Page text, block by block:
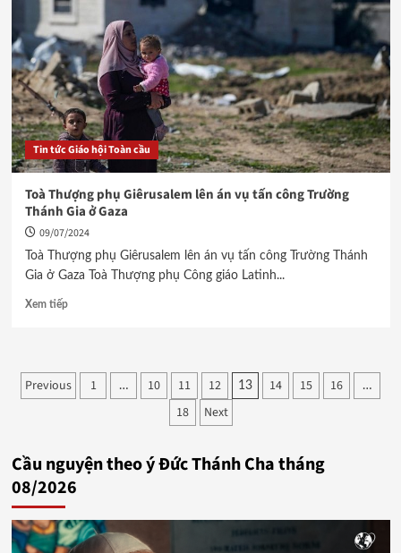
Tin tức Giáo hội Toàn cầu
Toà Thượng phụ Giêrusalem lên án vụ tấn công Trường
Thánh Gia ở Gaza
09/07/2024
Toà Thượng phụ Giêrusalem lên án vụ tấn công Trường Thánh
Gia ở Gaza Toà Thượng phụ Công giáo Latinh...
Xem tiếp
Phân
bài
viết
Previous 1 … 10 11 12 13 14 15 16 …
18 Next
Cầu nguyện theo ý Đức Thánh Cha tháng
08/2026